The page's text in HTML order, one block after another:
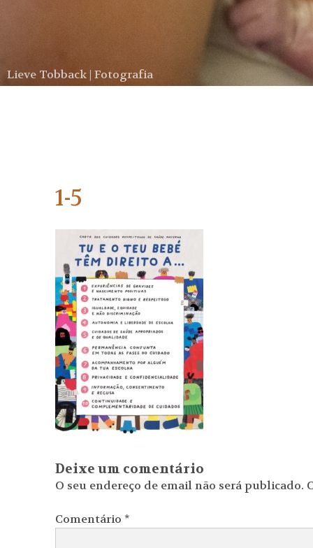
Lieve Tobback | Fotografia
1-5
Deixe um comentário
O seu endereço de email não será publicado.
Comentário *